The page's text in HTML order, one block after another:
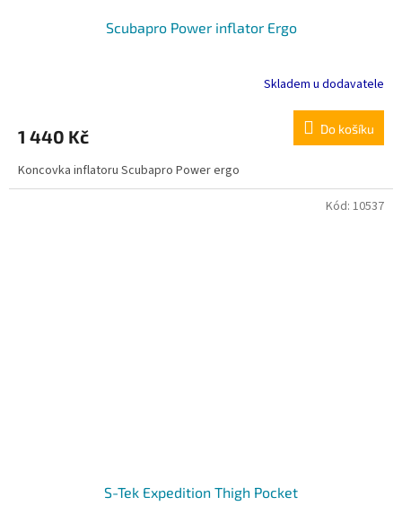
Scubapro Power inflator Ergo
Skladem u dodavatele
1 440 Kč Do košíku
Koncovka inflatoru Scubapro Power ergo
S-Tek Expedition Thigh Pocket
Kód: 10537